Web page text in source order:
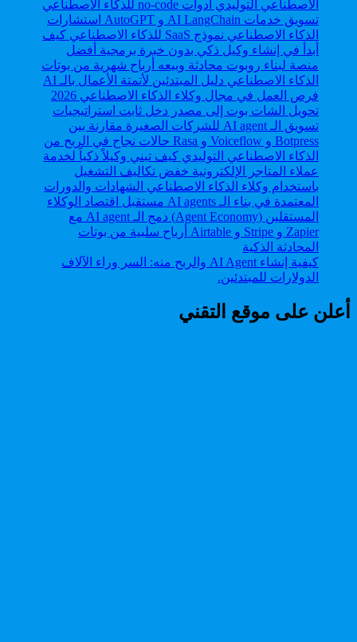
كيفية إنشاء AI Agent والربح منه: السر وراء الآلاف
الدولارات للمبتدئين.
أعلن على موقع التقني